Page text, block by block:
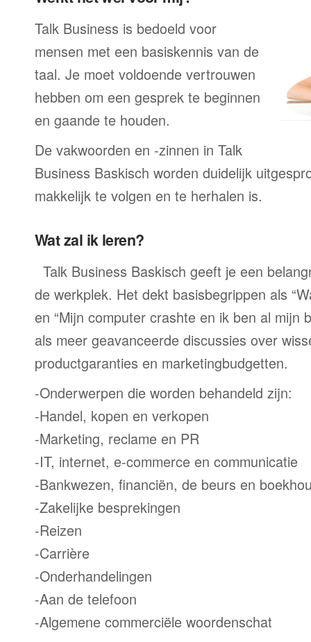
Talk Business is bedoeld voor
mensen met een basiskennis van de
taal. Je moet voldoende vertrouwen
hebben om een gesprek te beginnen
en gaande te houden.
De vakwoorden en -zinnen in Talk
Business Baskisch worden duidelijk
makkelijk te volgen en te herhalen is.
Wat zal ik leren?
Talk Business Baskisch geeft je een
de werkplek. Het dekt basisbegrippen als
en “Mijn computer crashte en ik ben al mijn
als meer geavanceerde discussies over
productgaranties en marketingbudgetten.
-Onderwerpen die worden behandeld zijn:
-Handel, kopen en verkopen
-Marketing, reclame en PR
-IT, internet, e-commerce en communicatie
-Bankwezen, financiën, de beurs en
-Zakelijke besprekingen
-Reizen
-Carrière
-Onderhandelingen
-Aan de telefoon
-Algemene commerciële woordenschat